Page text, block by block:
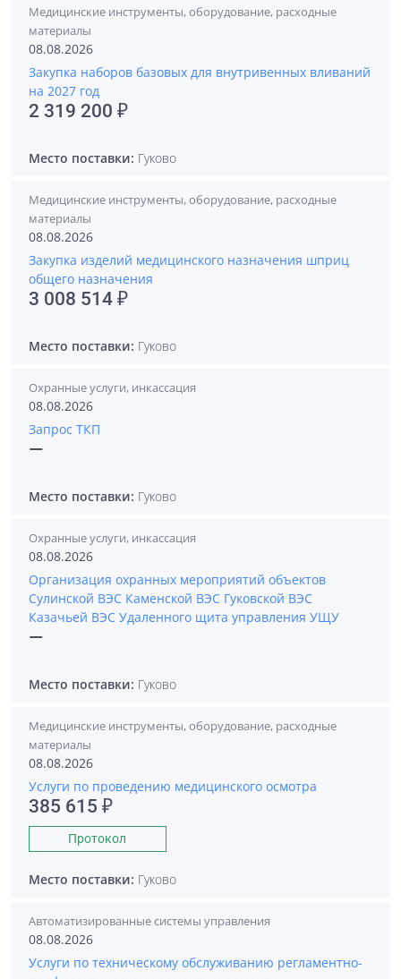
Медицинские инструменты, оборудование, расходные
материалы
08.08.2026
Закупка наборов базовых для внутривенных вливаний
на 2027 год
2 319 200 ₽
Место поставки: Гуково
Медицинские инструменты, оборудование, расходные
материалы
08.08.2026
Закупка изделий медицинского назначения шприц
общего назначения
3 008 514 ₽
Место поставки: Гуково
Охранные услуги, инкассация
08.08.2026
Запрос ТКП
—
Место поставки: Гуково
Охранные услуги, инкассация
08.08.2026
Организация охранных мероприятий объектов
Сулинской ВЭС Каменской ВЭС Гуковской ВЭС
Казачьей ВЭС Удаленного щита управления УЩУ
—
Место поставки: Гуково
Медицинские инструменты, оборудование, расходные
материалы
08.08.2026
Услуги по проведению медицинского осмотра
385 615 ₽
Протокол
Место поставки: Гуково
Автоматизированные системы управления
08.08.2026
Услуги по техническому обслуживанию регламентно-